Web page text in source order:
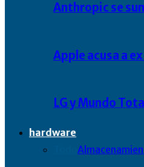
Anthropic se
Apple acusa a
LG y Mundo
hardware